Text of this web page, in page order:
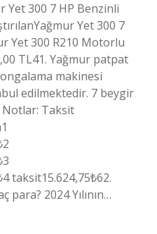
Yet 300 7 HP Benzinli
Yet 300 7
Yet 300 R210 Motorlu
TL41. Yağmur patpat
makinesi
edilmektedir. 7 beygir
Notlar: Taksit
taksit15.624,75₺62.
para? 2024 Yılının…